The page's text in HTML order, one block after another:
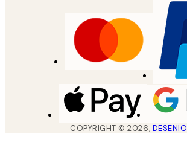
COPYRIGHT ©2026, DESENIO